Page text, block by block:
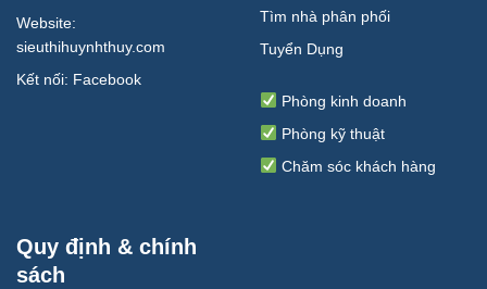
Website:
sieuthihuynhthuy.com
Kết nối: Facebook
Tìm nhà phân phối
Tuyển Dụng
Phòng kinh doanh
Phòng kỹ thuật
Chăm sóc khách hàng
Quy định & chính
sách